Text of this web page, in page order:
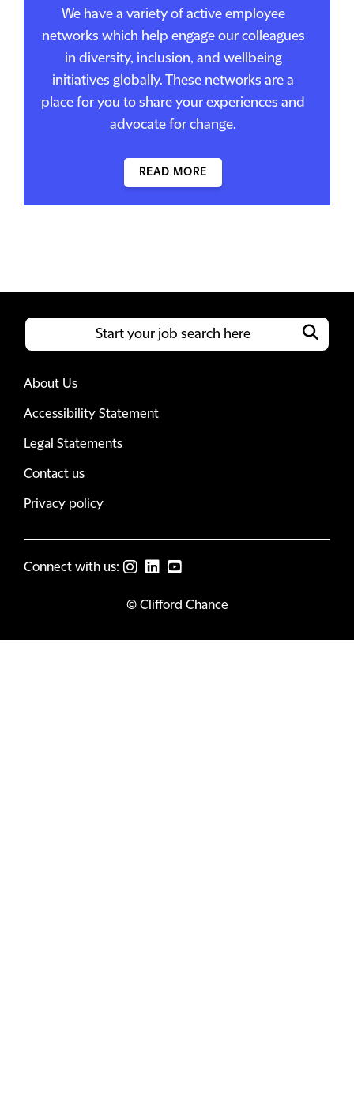
We have a variety of active employee
networks which help engage our colleagues
in diversity, inclusion, and wellbeing
initiatives globally. These networks are a
place for you to share your experiences and
advocate for change.
READ MORE
About Us
Accessibility Statement
Legal Statements
Contact us
Privacy policy
Connect with us:
© Clifford Chance